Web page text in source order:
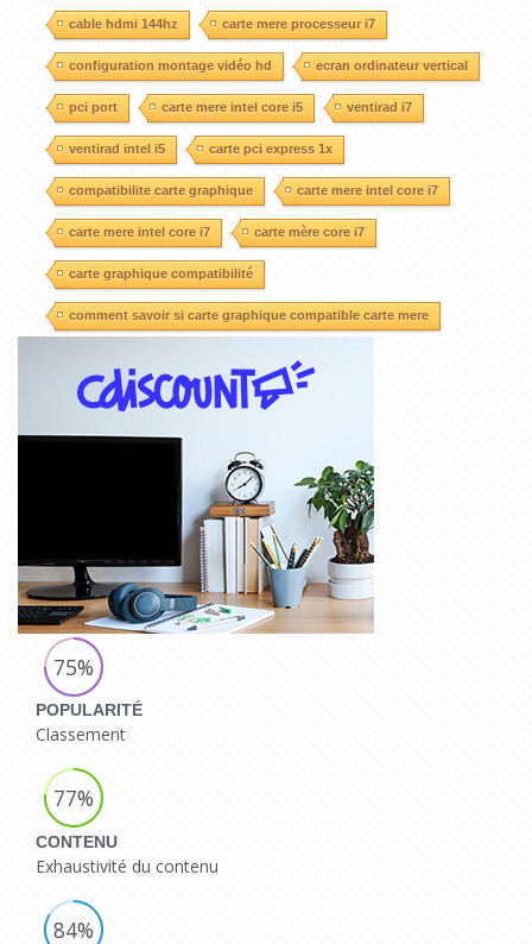
cable hdmi 144hz carte mere processeur i7
configuration montage vidéo hd ecran ordinateur vertical
pci port carte mere intel core i5 ventirad i7
ventirad intel i5 carte pci express 1x
compatibilite carte graphique carte mere intel core i7
carte mere intel core i7 carte mère core i7
carte graphique compatibilité
comment savoir si carte graphique compatible carte mere
75%
POPULARITÉ
Classement
77%
CONTENU
Exhaustivité du contenu
84%